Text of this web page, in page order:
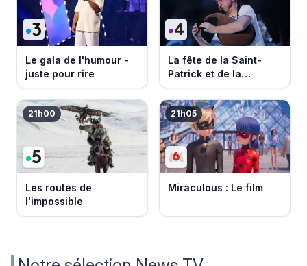
Le gala de l'humour -
juste pour rire
La fête de la Saint-
Patrick et de la
Bretagne
21h00
Les routes de
l'impossible
21h05
Miraculous : Le film